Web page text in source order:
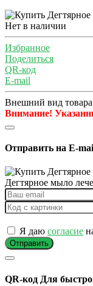
Нет в наличии
Избранное
Поделиться
QR-код
E-mail
Внешний вид товара
Внимание!
Отправить на E-
Дегтярное мыло
Я даю согласие
Отправить
QR-код Для